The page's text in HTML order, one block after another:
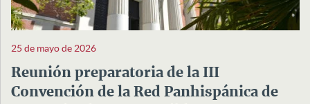
25 de mayo de 2026
Reunión preparatoria de la III
Convención de la Red Panhispánica de